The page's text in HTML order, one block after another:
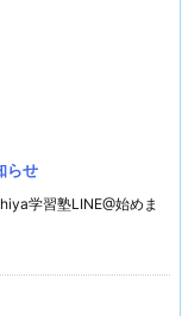
らせ
学習塾LINE@始めま